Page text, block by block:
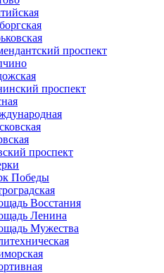
проспект
проспект
проспект
Победы
Восстания
Ленина
Мужества